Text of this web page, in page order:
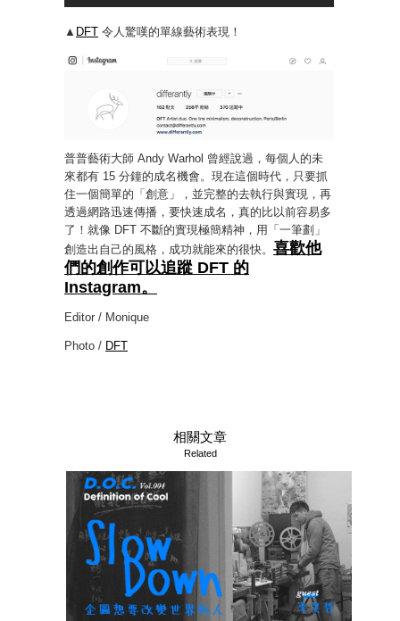
▲ DFT 令人驚嘆的單線藝術表現！
普普藝術大師 Andy Warhol 曾經說過，每個人的未
來都有 15 分鐘的成名機會。現在這個時代，只要抓
住一個簡單的「創意」，並完整的去執行與實現，再
透過網路迅速傳播，要快速成名，真的比以前容易多
了！就像 DFT 不斷的實現極簡精神，用「一筆劃」
創造出自己的風格，成功就能來的很快。 喜歡他
們的創作可以追蹤 DFT 的
Instagram。
Editor / Monique
Photo / DFT
相關文章
Related